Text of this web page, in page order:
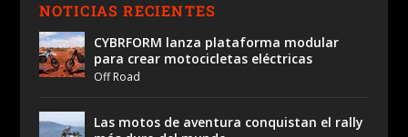
NOTICIAS RECIENTES
CYBRFORM lanza plataforma modular
para crear motocicletas eléctricas
Off Road
Las motos de aventura conquistan el rally